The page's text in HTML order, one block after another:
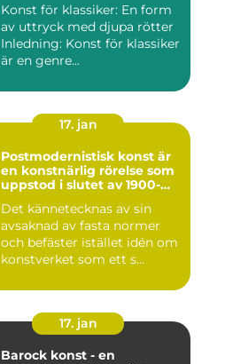
Konst för klassiker: En form
av uttryck med djupa rötter
Inledning: Konst för klassiker
är en genre...
17. jan
Postmodernistisk konst är
en konstnärlig rörelse som
uppstod i slutet av 1900-
mot modernismens
stränga regler och linjära
framsteg
Det kännetecknas av sin
avsaknad av fasta normer
och befäster istället idén om
konstverket som ett s...
17. jan
Barock konst - en